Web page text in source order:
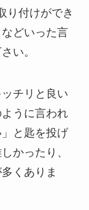
り付けができ
どいった言
い。
チリと良い
うに言われ
と匙を投げ
かったり、
くありま